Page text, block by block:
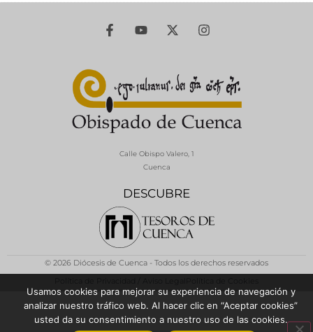
DESCUBRE
Calle Obispo Valero, 1
Cuenca
© 2026 Diócesis de Cuenca - Todos los derechos reservados
Usamos cookies para mejorar su experiencia de navegación y
analizar nuestro tráfico web. Al hacer clic en “Aceptar cookies”
usted da su consentimiento a nuestro uso de las cookies.